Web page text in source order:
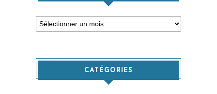
Archives
CATÉGORIES